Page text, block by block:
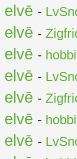
elvē -
elvē -
elvē -
elvē -
elvē -
elvē -
elvē -